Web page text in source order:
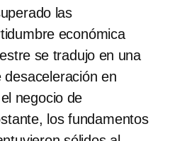
las
económica
se tradujo en una
en
negocio de
los fundamentos